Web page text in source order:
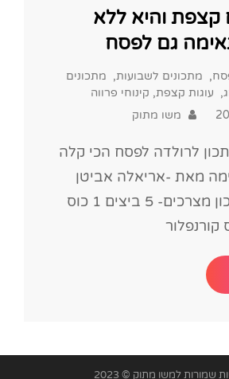
קצפת והיא ללא
גם לפסח
, מתכונים לשבועות, מתכונים
, עוגות קצפת, קינוחי פרווה
משו מתוק
לרולדה לפסח הכי קלה
מאת -אריאלה אביטן
משתפת מתכון מצרכים- 5 ביצים 1 כוס
קורנפלור
רולדה
עם
גלוטן
ומתאימה
שמורות למשו מתוק © 2023